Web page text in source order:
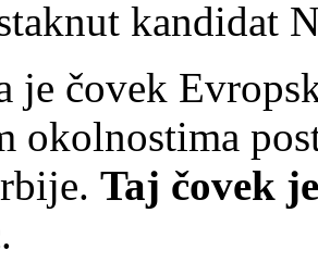
kandidat
je čovek
okolnostima
Taj čovek je